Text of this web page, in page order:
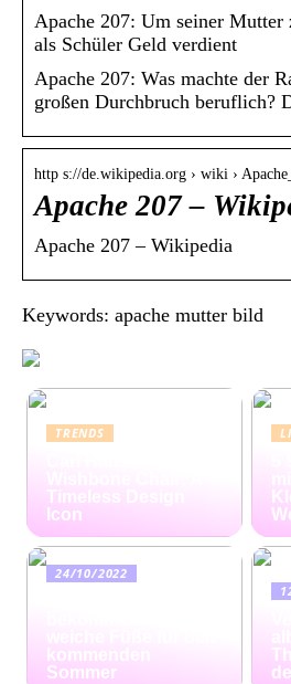
Apache 207: Um seiner Mutter
als Schüler Geld verdient
Apache 207: Was machte der
großen Durchbruch beruflich?
http s://de.wikipedia.org › wiki ›
Apache 207 –
Apache 207 – Wikipedia
Keywords: apache mutter bild
TRENDS
Timeless Design
Icon
24/10/2022
kommenden
Sommer